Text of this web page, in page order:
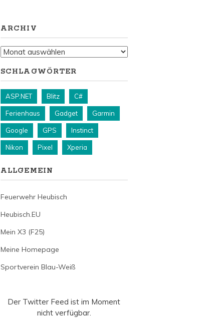
ARCHIV
Archiv
SCHLAGWÖRTER
ASP.NET Blitz C#
Ferienhaus Gadget Garmin
Google GPS Instinct
Nikon Pixel Xperia
ALLGEMEIN
Feuerwehr Heubisch
Heubisch.EU
Mein X3 (F25)
Meine Homepage
Sportverein Blau-Weiß
Der Twitter Feed ist im Moment
nicht verfügbar.